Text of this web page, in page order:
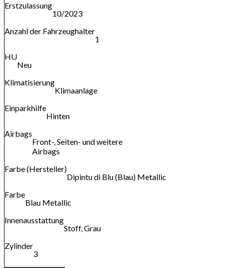
Erstzulassung
10/2023
Anzahl der Fahrzeughalter
1
HU
Neu
Klimatisierung
Klimaanlage
Einparkhilfe
Hinten
Airbags
Front-, Seiten- und weitere
Airbags
Farbe (Hersteller)
Dipintu di Blu (Blau) Metallic
Farbe
Blau Metallic
Innenausstattung
Stoff, Grau
Zylinder
3